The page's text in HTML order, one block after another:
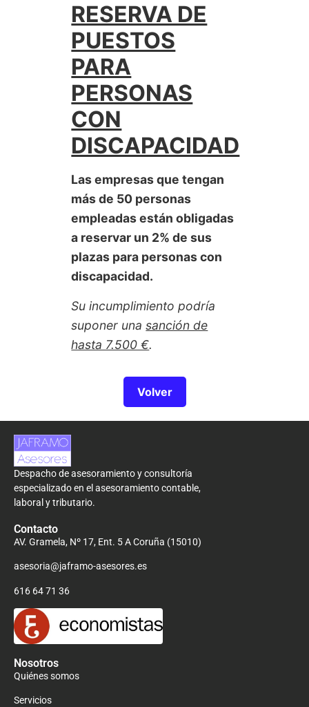
RESERVA DE
PUESTOS
PARA
PERSONAS
CON
DISCAPACIDAD
Las empresas que tengan
más de 50 personas
empleadas están obligadas
a reservar un 2% de sus
plazas para personas con
discapacidad.
Su incumplimiento podría
suponer unasanción de
hasta 7.500 €.
Volver
Despacho de asesoramiento y consultoría
especializado en el asesoramiento contable,
laboral y tributario.
Contacto
AV. Gramela, Nº 17, Ent. 5 A Coruña (15010)
asesoria@jaframo-asesores.es
616 64 71 36
Nosotros
Quiénes somos
Servicios